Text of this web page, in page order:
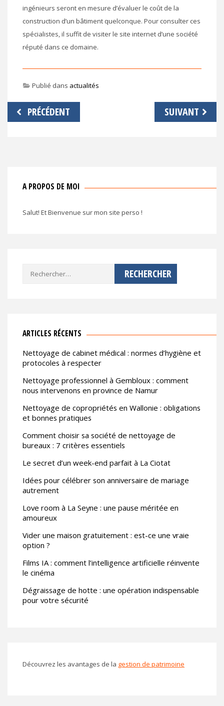
ingénieurs seront en mesure d’évaluer le coût de la
construction d’un bâtiment quelconque. Pour consulter ces
spécialistes, il suffit de visiter le site internet d’une société
réputé dans ce domaine.
Publié dans actualités
Navigation
de
PRÉCÉDENT SUIVANT
A PROPOS DE MOI
Salut! Et Bienvenue sur mon site perso !
Rechercher :
ARTICLES RÉCENTS
Nettoyage de cabinet médical : normes d’hygiène et
protocoles à respecter
Nettoyage professionnel à Gembloux : comment
nous intervenons en province de Namur
Nettoyage de copropriétés en Wallonie : obligations
et bonnes pratiques
Comment choisir sa société de nettoyage de
bureaux : 7 critères essentiels
Le secret d’un week-end parfait à La Ciotat
Idées pour célébrer son anniversaire de mariage
autrement
Love room à La Seyne : une pause méritée en
amoureux
Vider une maison gratuitement : est-ce une vraie
option ?
Films IA : comment l’intelligence artificielle réinvente
le cinéma
Dégraissage de hotte : une opération indispensable
pour votre sécurité
Découvrez les avantages de la gestion de patrimoine